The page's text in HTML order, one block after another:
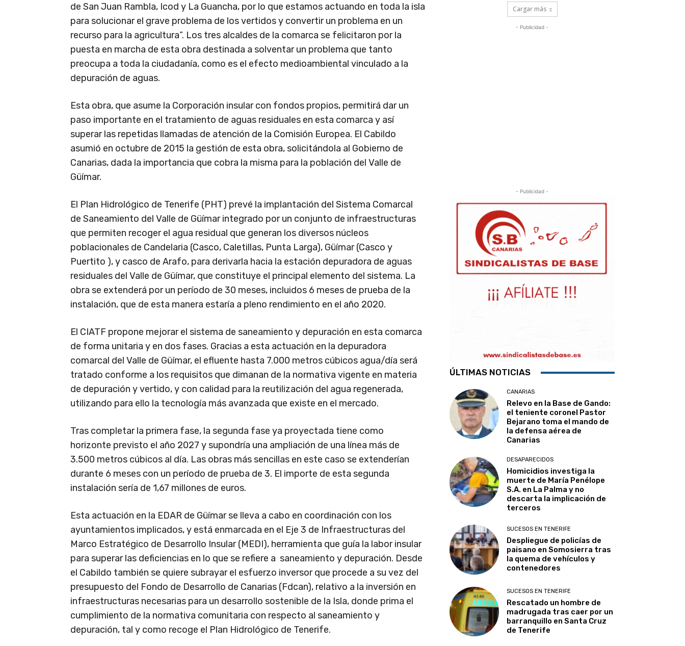
de San Juan Rambla, Icod y La Guancha, por lo que estamos actuando en toda la isla
para solucionar el grave problema de los vertidos y convertir un problema en un
recurso para la agricultura”. Los tres alcaldes de la comarca se felicitaron por la
puesta en marcha de esta obra destinada a solventar un problema que tanto
preocupa a toda la ciudadanía, como es el efecto medioambiental vinculado a la
depuración de aguas.
Esta obra, que asume la Corporación insular con fondos propios, permitirá dar un
paso importante en el tratamiento de aguas residuales en esta comarca y así
superar las repetidas llamadas de atención de la Comisión Europea. El Cabildo
asumió en octubre de 2015 la gestión de esta obra, solicitándola al Gobierno de
Canarias, dada la importancia que cobra la misma para la población del Valle de
Güímar.
El Plan Hidrológico de Tenerife (PHT) prevé la implantación del Sistema Comarcal
de Saneamiento del Valle de Güímar integrado por un conjunto de infraestructuras
que permiten recoger el agua residual que generan los diversos núcleos
poblacionales de Candelaria (Casco, Caletillas, Punta Larga), Güímar (Casco y
Puertito ), y casco de Arafo, para derivarla hacia la estación depuradora de aguas
residuales del Valle de Güímar, que constituye el principal elemento del sistema. La
obra se extenderá por un período de 30 meses, incluidos 6 meses de prueba de la
instalación, que de esta manera estaría a pleno rendimiento en el año 2020.
El CIATF propone mejorar el sistema de saneamiento y depuración en esta comarca
de forma unitaria y en dos fases. Gracias a esta actuación en la depuradora
comarcal del Valle de Güímar, el efluente hasta 7.000 metros cúbicos agua/día será
tratado conforme a los requisitos que dimanan de la normativa vigente en materia
de depuración y vertido, y con calidad para la reutilización del agua regenerada,
utilizando para ello la tecnología más avanzada que existe en el mercado.
Tras completar la primera fase, la segunda fase ya proyectada tiene como
horizonte previsto el año 2027 y supondría una ampliación de una línea más de
3.500 metros cúbicos al día. Las obras más sencillas en este caso se extenderían
durante 6 meses con un período de prueba de 3. El importe de esta segunda
instalación sería de 1,67 millones de euros.
Esta actuación en la EDAR de Güímar se lleva a cabo en coordinación con los
ayuntamientos implicados, y está enmarcada en el Eje 3 de Infraestructuras del
Marco Estratégico de Desarrollo Insular (MEDI), herramienta que guía la labor insular
para superar las deficiencias en lo que se refiere a saneamiento y depuración. Desde
el Cabildo también se quiere subrayar el esfuerzo inversor que procede a su vez del
presupuesto del Fondo de Desarrollo de Canarias (Fdcan), relativo a la inversión en
infraestructuras necesarias para un desarrollo sostenible de la Isla, donde prima el
cumplimiento de la normativa comunitaria con respecto al saneamiento y
depuración, tal y como recoge el Plan Hidrológico de Tenerife.
Cargar más
- Publicidad -
- Publicidad -
ÚLTIMAS NOTICIAS
CANARIAS
Relevo en la Base de Gando:
el teniente coronel Pastor
Bejarano toma el mando de
la defensa aérea de
Canarias
DESAPARECIDOS
Homicidios investiga la
muerte de María Penélope
S.A. en La Palma y no
descarta la implicación de
terceros
SUCESOS EN TENERIFE
Despliegue de policías de
paisano en Somosierra tras
la quema de vehículos y
contenedores
SUCESOS EN TENERIFE
Rescatado un hombre de
madrugada tras caer por un
barranquillo en Santa Cruz
de Tenerife